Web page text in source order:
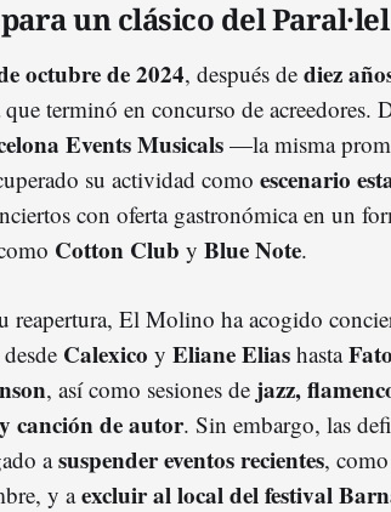
un clásico del Paral·lel
octubre de 2024, después de diez
terminó en concurso de acreedores.
Events Musicals —la misma
su actividad como escenario
con oferta gastronómica en un
Cotton Club y Blue Note.
reapertura, El Molino ha acogido
Calexico y Eliane Elias hasta
, así como sesiones de jazz,
canción de autor. Sin embargo, las
asuspender eventos recientes,
y aexcluir al local del festival